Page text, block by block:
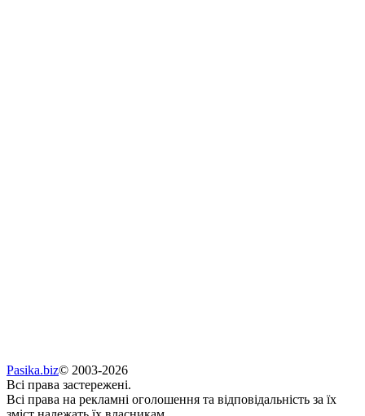
Pasika.biz© 2003-2026
Всі права застережені.
Всі права на рекламні оголошення та відповідальність за їх